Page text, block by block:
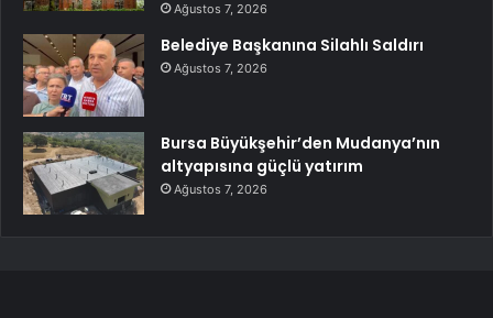
Ağustos 7, 2026
Belediye Başkanına Silahlı Saldırı
Ağustos 7, 2026
Bursa Büyükşehir’den Mudanya’nın
altyapısına güçlü yatırım
Ağustos 7, 2026